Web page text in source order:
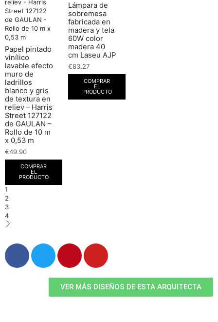
Papel pintado
vinílico
lavable efecto
muro de
ladrillos
blanco y gris
de textura en
reliev – Harris
Street 127122
de GAULAN –
Rollo de 10 m
x 0,53 m
€49.90
COMPRAR
EL
PRODUCTO
Lámpara de
sobremesa
fabricada en
madera y tela
60W color
madera 40
cm Laseu AJP
€83.27
COMPRAR
EL
PRODUCTO
1
2
3
4
VER MÁS DISEÑOS DE ESTA ARQUITECTA